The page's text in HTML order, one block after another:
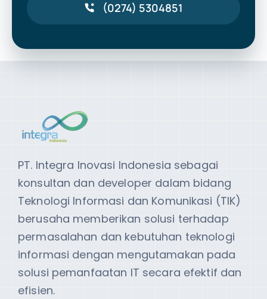
(0274) 5304851
PT. Integra Inovasi Indonesia sebagai
konsultan dan developer dalam bidang
Teknologi Informasi dan Komunikasi (TIK)
berusaha memberikan solusi terhadap
permasalahan dan kebutuhan teknologi
informasi dengan mengutamakan pada
solusi pemanfaatan IT secara efektif dan
efisien.